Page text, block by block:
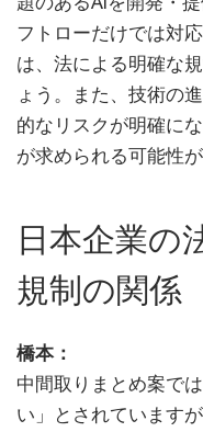
フトローだけでは対
は、法による明確な
ょう。また、技術の
的なリスクが明確に
が求められる可能性が
日本企業の
規制の関係
橋本：
中間取りまとめ案で
い」とされています